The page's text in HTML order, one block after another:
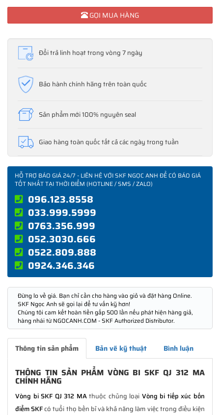
GỌI MUA HÀNG
Đổi trả linh hoạt trong vòng 7 ngày
Bảo hành chính hãng trên toàn quốc
Sản phẩm mới 100% nguyên seal
Giao hàng toàn quốc tất cả các ngày trong tuần
HỖ TRỢ BÁO GIÁ 24/7 - LIÊN HỆ VỚI SKF NGỌC ANH ĐỂ CÓ BÁO GIÁ
TỐT NHẤT TẠI THỜI ĐIỂM (HOTLINE / SMS / ZALO)
096.123.8558
033.999.5999
0763.356.999
052.3030.666
0522.809.888
0924.346.346
Đừng lo về giá. Bạn chỉ cần cho hàng vào giỏ và đặt hàng Online.
SKF Ngọc Anh sẽ gọi lại để tư vấn kỹ hơn!
Chúng tôi cam kết hoàn tiền gấp 500 lần nếu phát hiện hàng giả,
hàng nhái từ NGOCANH.COM - SKF Authorized Distributor.
Thông tin sản phẩm Bản vẽ kỹ thuật Bình luận
THÔNG TIN SẢN PHẨM VÒNG BI SKF QJ 312 MA
CHÍNH HÃNG
Vòng bi SKF QJ 312 MAthuộc chủng loại Vòng bi tiếp xúc bốn
điểm SKFcó tuổi thọ bền bỉ và khả năng làm việc trong điều kiện